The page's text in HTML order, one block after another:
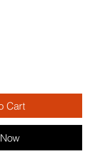
Cart